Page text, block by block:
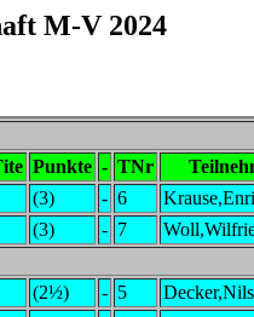
M-V 2024
Punkte - TNr
(3) - 6
(3) - 7
(2½) - 5
Decker,Nils